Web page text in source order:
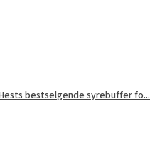
bestselgende syrebuffer fo...